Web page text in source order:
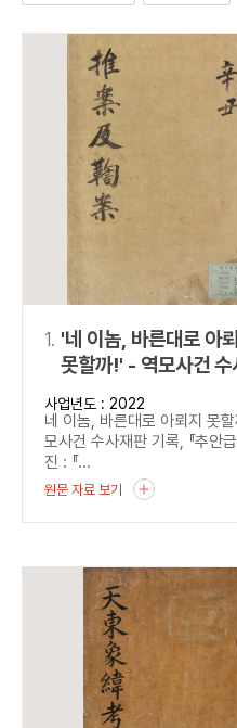
검색 연
NOT
1. '네 이놈, 바른대로 아
못할까!' - 역모사건 수사재판
기록, 『추안급국안』
사업년도 : 2022
네 이놈, 바른대로 아뢰지 못
모사건 수사재판 기록, 『추안
진 : 『...
원문 자료 보기